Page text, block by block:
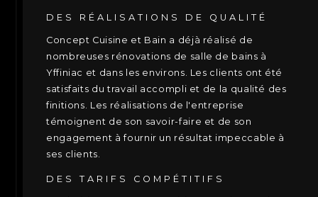
DES RÉALISATIONS DE QUALITÉ
Concept Cuisine et Bain a déjà réalisé de
nombreuses rénovations de salle de bains à
Yffiniac et dans les environs. Les clients ont été
satisfaits du travail accompli et de la qualité des
finitions. Les réalisations de l'entreprise
témoignent de son savoir-faire et de son
engagement à fournir un résultat impeccable à
ses clients.
DES TARIFS COMPÉTITIFS